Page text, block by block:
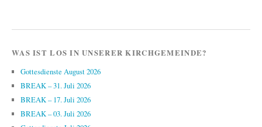
WAS IST LOS IN UNSERER KIRCHGEMEINDE?
Gottesdienste August 2026
BREAK – 31. Juli 2026
BREAK – 17. Juli 2026
BREAK – 03. Juli 2026